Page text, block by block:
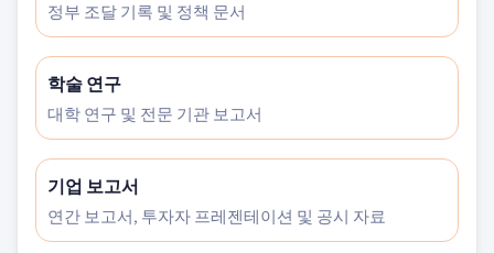
정부 조달 기록 및 정책 문서
학술 연구
대학 연구 및 전문 기관 보고서
기업 보고서
연간 보고서, 투자자 프레젠테이션 및 공시 자료